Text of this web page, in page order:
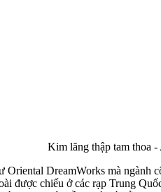
Kim lăng thập tam thoa -
DreamWorks mà ngành
được chiếu ở các rạp Trung